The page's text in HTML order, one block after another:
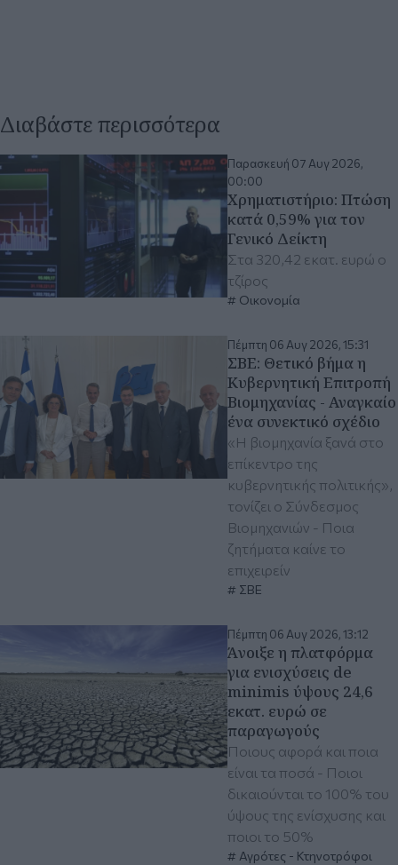
Διαβάστε περισσότερα
Παρασκευή 07 Αυγ 2026,
00:00
Χρηματιστήριο: Πτώση
κατά 0,59% για τον
Γενικό Δείκτη
Στα 320,42 εκατ. ευρώ ο
τζίρος
Οικονομία
Πέμπτη 06 Αυγ 2026, 15:31
ΣΒΕ: Θετικό βήμα η
Κυβερνητική Επιτροπή
Βιομηχανίας - Αναγκαίο
ένα συνεκτικό σχέδιο
«Η βιομηχανία ξανά στο
επίκεντρο της
κυβερνητικής πολιτικής»,
τονίζει ο Σύνδεσμος
Βιομηχανιών - Ποια
ζητήματα καίνε το
επιχειρείν
ΣΒΕ
Πέμπτη 06 Αυγ 2026, 13:12
Άνοιξε η πλατφόρμα
για ενισχύσεις de
minimis ύψους 24,6
εκατ. ευρώ σε
παραγωγούς
Ποιους αφορά και ποια
είναι τα ποσά - Ποιοι
δικαιούνται το 100% του
ύψους της ενίσχυσης και
ποιοι το 50%
Αγρότες - Κτηνοτρόφοι